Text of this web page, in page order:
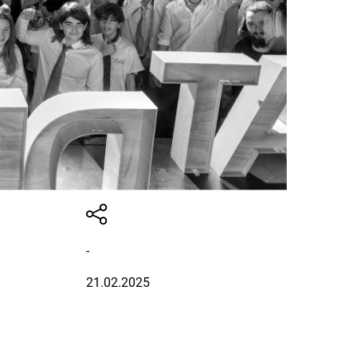
-
21.02.2025